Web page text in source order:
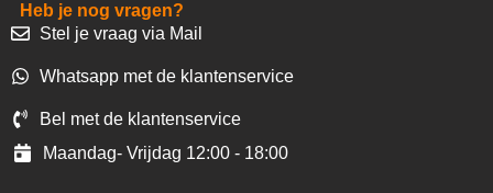
Heb je nog vragen?
Stel je vraag via Mail
Whatsapp met de klantenservice
Bel met de klantenservice
Maandag- Vrijdag 12:00 - 18:00